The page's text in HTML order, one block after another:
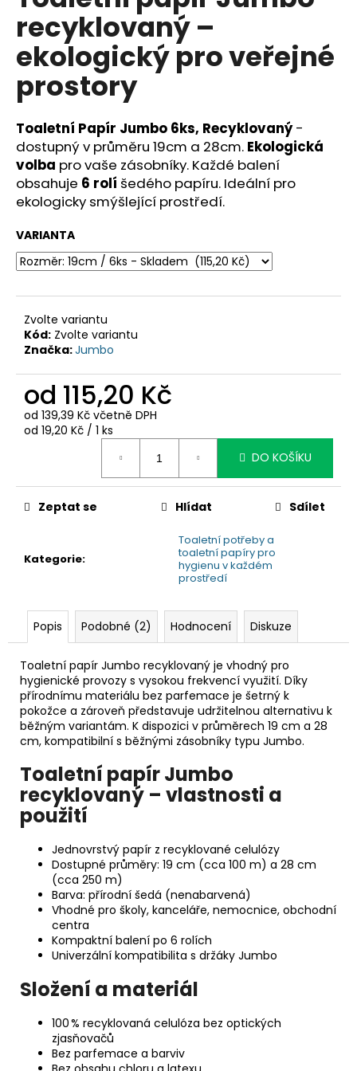
5
hvězdiček.
recyklovaný –
ekologický pro veřejné
prostory
Toaletní Papír Jumbo 6ks, Recyklovaný-
dostupný v průměru 19cm a 28cm. Ekologická
volba pro vaše zásobníky. Každé balení
obsahuje 6 rolí šedého papíru. Ideální pro
ekologicky smýšlející prostředí.
VARIANTA
Zvolte variantu
Kód: Zvolte variantu
Značka:Jumbo
od 115,20 Kč
od 139,39 Kč včetně DPH
Měrná
od 19,20 Kč / 1 ks
DO KOŠÍKU
Kategorie:
Toaletní potřeby a
toaletní papíry pro
hygienu v každém
prostředí
Zeptat se Hlídat Sdílet
Popis Podobné (2) Hodnocení Diskuze
Toaletní papír Jumbo recyklovaný je vhodný pro
hygienické provozy s vysokou frekvencí využití. Díky
přírodnímu materiálu bez parfemace je šetrný k
pokožce a zároveň představuje udržitelnou alternativu k
běžným variantám. K dispozici v průměrech 19 cm a 28
cm, kompatibilní s běžnými zásobníky typu Jumbo.
Toaletní papír Jumbo
recyklovaný – vlastnosti a
použití
Jednovrstvý papír z recyklované celulózy
Dostupné průměry: 19 cm (cca 100 m) a 28 cm
(cca 250 m)
Barva: přírodní šedá (nenabarvená)
Vhodné pro školy, kanceláře, nemocnice, obchodní
centra
Kompaktní balení po 6 rolích
Univerzální kompatibilita s držáky Jumbo
Složení a materiál
100 % recyklovaná celulóza bez optických
zjasňovačů
Bez parfemace a barviv
a
j
í
t
?
HLEDAT
D
o
u
č
u
e
m